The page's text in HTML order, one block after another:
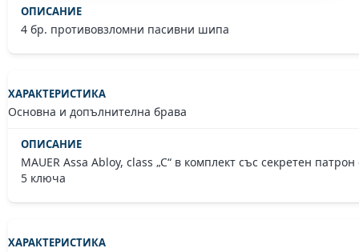
4 бр. противовзломни пасивни шипа
Основна и допълнителна брава
MAUER Assa Abloy, class „C“ в комплект със секретен патрон
5 ключа